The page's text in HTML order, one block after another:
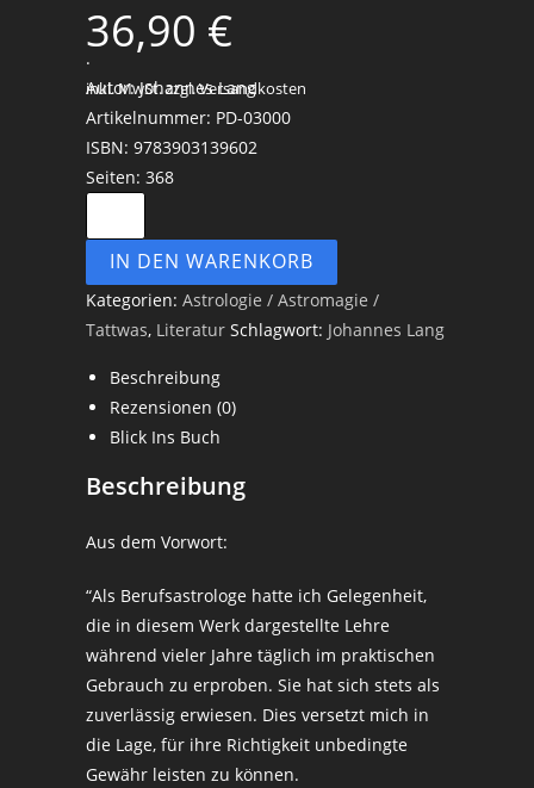
36,90 €
inkl. MwSt.zzgl. Versandkosten
.
Autor: Johannes Lang
Artikelnummer: PD-03000
ISBN: 9783903139602
Seiten: 368
Lehrbuch
der
Astrologie
-
Lang
Menge
IN DEN WARENKORB
Kategorien:Astrologie / Astromagie /
Tattwas, Literatur Schlagwort: Johannes Lang
Beschreibung
Rezensionen (0)
Blick Ins Buch
Beschreibung
Aus dem Vorwort:
“Als Berufsastrologe hatte ich Gelegenheit,
die in diesem Werk dargestellte Lehre
während vieler Jahre täglich im praktischen
Gebrauch zu erproben. Sie hat sich stets als
zuverlässig erwiesen. Dies versetzt mich in
die Lage, für ihre Richtigkeit unbedingte
Gewähr leisten zu können.